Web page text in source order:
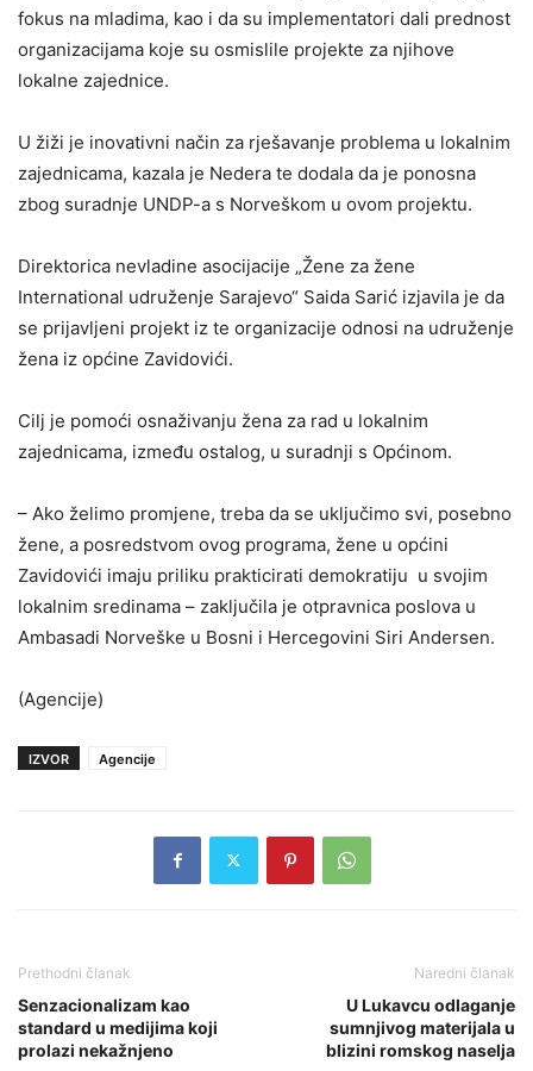
fokus na mladima, kao i da su implementatori dali prednost
organizacijama koje su osmislile projekte za njihove
lokalne zajednice.
U žiži je inovativni način za rješavanje problema u lokalnim
zajednicama, kazala je Nedera te dodala da je ponosna
zbog suradnje UNDP-a s Norveškom u ovom projektu.
Direktorica nevladine asocijacije „Žene za žene
International udruženje Sarajevo“ Saida Sarić izjavila je da
se prijavljeni projekt iz te organizacije odnosi na udruženje
žena iz općine Zavidovići.
Cilj je pomoći osnaživanju žena za rad u lokalnim
zajednicama, između ostalog, u suradnji s Općinom.
– Ako želimo promjene, treba da se uključimo svi, posebno
žene, a posredstvom ovog programa, žene u općini
Zavidovići imaju priliku prakticirati demokratiju u svojim
lokalnim sredinama – zaključila je otpravnica poslova u
Ambasadi Norveške u Bosni i Hercegovini Siri Andersen.
(Agencije)
IZVOR Agencije
Prethodni članak
Senzacionalizam kao
standard u medijima koji
prolazi nekažnjeno
Naredni članak
U Lukavcu odlaganje
sumnjivog materijala u
blizini romskog naselja